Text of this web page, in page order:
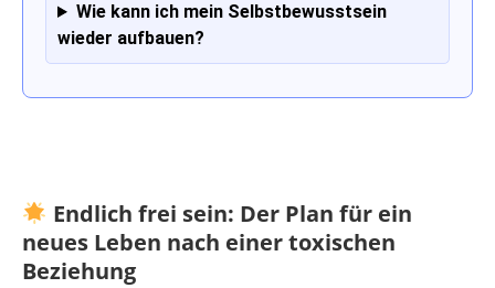
Wie kann ich mein Selbstbewusstsein
wieder aufbauen?
Endlich frei sein: Der Plan für ein
neues Leben nach einer toxischen
Beziehung